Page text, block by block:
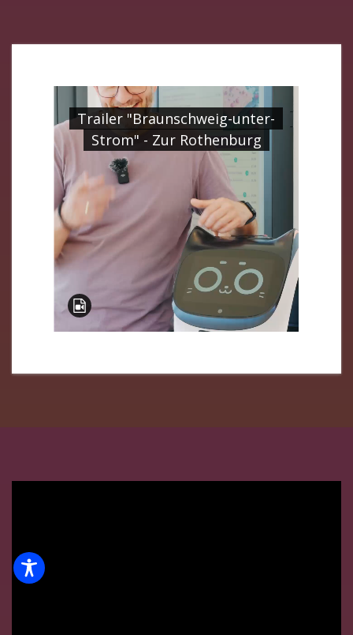
Trailer "Braunschweig-unter-
Strom" - Zur Rothenburg